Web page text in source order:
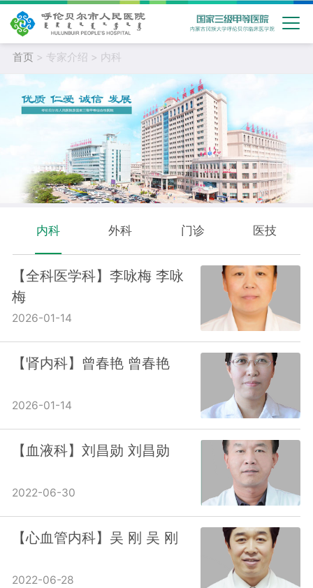
首页 > 专家介绍 > 内科
内科 外科 门诊 医技
【全科医学科】李咏梅 李咏
梅
2026-01-14
【肾内科】曾春艳 曾春艳
2026-01-14
【血液科】刘昌勋 刘昌勋
2022-06-30
【心血管内科】吴 刚 吴 刚
2022-06-28